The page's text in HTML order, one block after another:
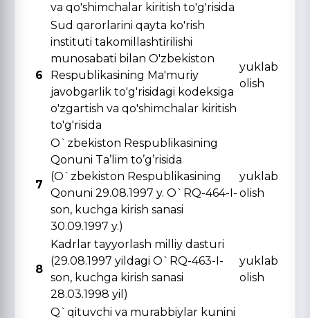
va qo'shimchalar kiritish to'g'risida
6
Sud qarorlarini qayta ko'rish
instituti takomillashtirilishi
munosabati bilan O'zbekiston
Respublikasining Ma'muriy
javobgarlik to'g'risidagi kodeksiga
o'zgartish va qo'shimchalar kiritish
to'g'risida
yuklab
olish
7
O`zbekiston Respublikasining
Qonuni Ta’lim to’g’risida
(O`zbekiston Respublikasining
Qonuni 29.08.1997 y. O`RQ-464-I-
son, kuchga kirish sanasi
30.09.1997 y.)
yuklab
olish
8
Kadrlar tayyorlash milliy dasturi
(29.08.1997 yildagi O`RQ-463-I-
son, kuchga kirish sanasi
28.03.1998 yil)
yuklab
olish
Q`qituvchi va murabbiylar kunini